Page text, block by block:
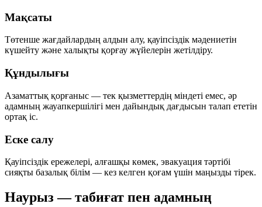
Мақсаты
Төтенше жағдайлардың алдын алу, қауіпсіздік мәдениетін
күшейту және халықты қорғау жүйелерін жетілдіру.
Құндылығы
Азаматтық қорғаныс — тек қызметтердің міндеті емес, әр
адамның жауапкершілігі мен дайындық дағдысын талап ететін
ортақ іс.
Еске салу
Қауіпсіздік ережелері, алғашқы көмек, эвакуация тәртібі
сияқты базалық білім — кез келген қоғам үшін маңызды тірек.
Наурыз — табиғат пен адамның